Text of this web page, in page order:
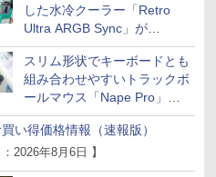
した水冷クーラー「Retro
Ultra ARGB Sync」が
Thermaltakeから
スリム形状でキーボードとも
組み合わせやすいトラックボ
ールマウス「Nape Pro」が
Keychronから
い得価格情報（速報版）
：2026年8月6日 】